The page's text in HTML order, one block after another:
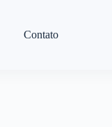
Contato